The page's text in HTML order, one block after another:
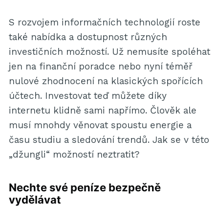
S rozvojem informačních technologií roste
také nabídka a dostupnost různých
investičních možností. Už nemusíte spoléhat
jen na finanční poradce nebo nyní téměř
nulové zhodnocení na klasických spořících
účtech. Investovat teď můžete díky
internetu klidně sami napřímo. Člověk ale
musí mnohdy věnovat spoustu energie a
času studiu a sledování trendů. Jak se v této
„džungli“ možností neztratit?
Nechte své peníze bezpečně
vydělávat